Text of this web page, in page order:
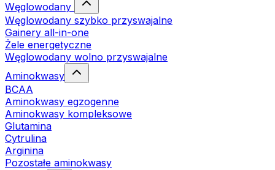
Węglowodany
Węglowodany szybko przyswajalne
Gainery all-in-one
Żele energetyczne
Węglowodany wolno przyswajalne
Aminokwasy
BCAA
Aminokwasy egzogenne
Aminokwasy kompleksowe
Glutamina
Cytrulina
Arginina
Pozostałe aminokwasy